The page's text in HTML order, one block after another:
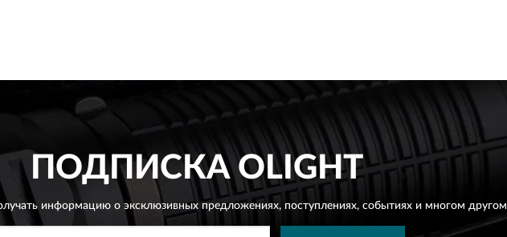
ПОДПИСКАOLIGHT
информацию о эксклюзивных предложениях,поступлениях, событиях и многом другом